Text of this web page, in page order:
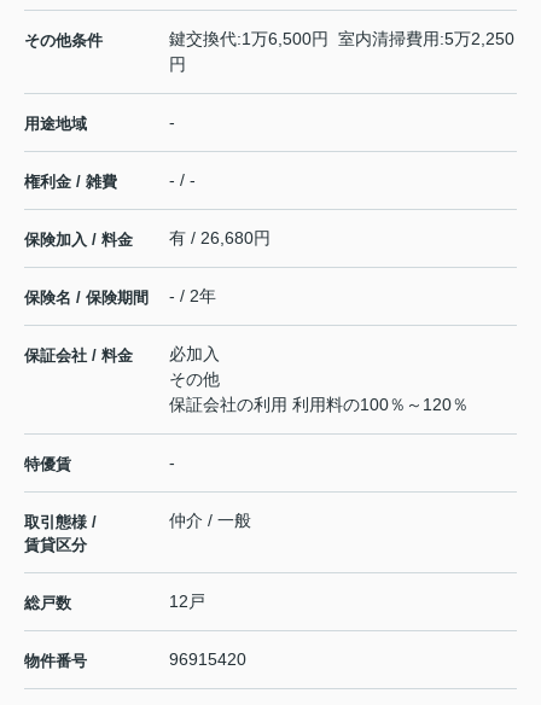
その他条件
鍵交換代:1万6,500円 室内清掃費用:5万2,250
円
用途地域 -
権利金 / 雑費 - / -
保険加入 / 料金 有 / 26,680円
保険名 / 保険期間 - / 2年
保証会社 / 料金
必加入
その他
保証会社の利用 利用料の100％～120％
特優賃 -
取引態様 /
賃貸区分
仲介 / 一般
総戸数 12戸
物件番号 96915420